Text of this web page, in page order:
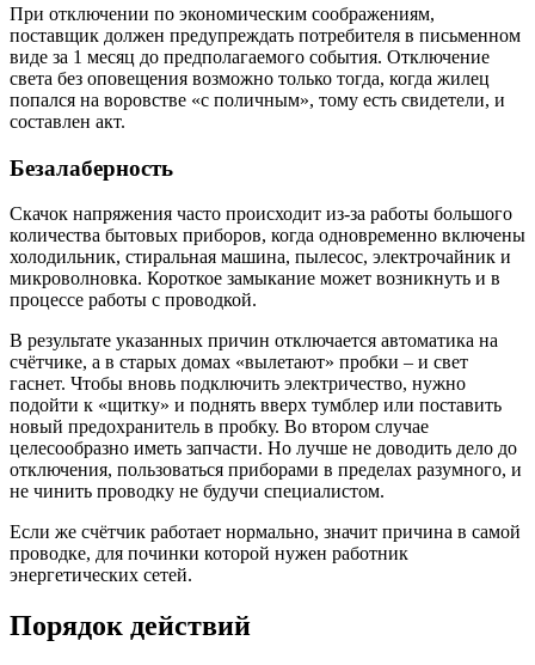
При отключении по экономическим соображениям,
поставщик должен предупреждать потребителя в письменном
виде за 1 месяц до предполагаемого события. Отключение
света без оповещения возможно только тогда, когда жилец
попался на воровстве «с поличным», тому есть свидетели, и
составлен акт.
Безалаберность
Скачок напряжения часто происходит из-за работы большого
количества бытовых приборов, когда одновременно включены
холодильник, стиральная машина, пылесос, электрочайник и
микроволновка. Короткое замыкание может возникнуть и в
процессе работы с проводкой.
В результате указанных причин отключается автоматика на
счётчике, а в старых домах «вылетают» пробки – и свет
гаснет. Чтобы вновь подключить электричество, нужно
подойти к «щитку» и поднять вверх тумблер или поставить
новый предохранитель в пробку. Во втором случае
целесообразно иметь запчасти. Но лучше не доводить дело до
отключения, пользоваться приборами в пределах разумного, и
не чинить проводку не будучи специалистом.
Если же счётчик работает нормально, значит причина в самой
проводке, для починки которой нужен работник
энергетических сетей.
Порядок действий